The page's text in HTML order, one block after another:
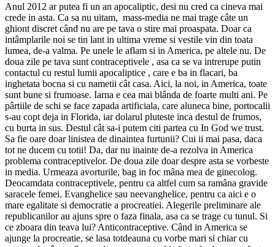
Anul 2012 ar putea fi un an apocaliptic, desi nu cred ca cineva mai
crede in asta. Ca sa nu uitam, mass-media ne mai trage câte un
ghiont discret când nu are pe tava o stire mai proaspata. Doar ca
intâmplarile noi se tin lant in ultima vreme si vestile vin din toata
lumea, de-a valma. Pe unele le aflam si in America, pe altele nu. De
doua zile pe tava sunt contraceptivele , asa ca se va intrerupe putin
contactul cu restul lumii apocaliptice , care e ba in flacari, ba
inghetata bocna si cu nametii cât casa. Aici, la noi, in America, toate
sunt bune si frumoase. Iarna e cea mai blânda de foarte multi ani. Pe
pârtiile de schi se face zapada artificiala, care aluneca bine, portocalii
s-au copt deja in Florida, iar dolarul pluteste inca destul de frumos,
cu burta in sus. Destul cât sa-i putem citi partea cu In God we trust.
Sa fie oare doar linistea de dinaintea furtunii? Cui ii mai pasa, daca
tot ne ducem cu totii! Da, dar nu inainte de-a rezolva in America
problema contraceptivelor. De doua zile doar despre asta se vorbeste
in media. Urmeaza avorturile, bag in foc mâna mea de ginecolog.
Deocamdata contraceptivele, pentru ca altfel cum sa ramâna gravide
saracele femei. Evanghelice sau neevanghelice, pentru ca aici e o
mare egalitate si democratie a procreatiei. Alegerile preliminare ale
republicanilor au ajuns spre o faza finala, asa ca se trage cu tunul. Si
ce zboara din teava lui? Anticontraceptive. Când in America se
ajunge la procreatie, se lasa totdeauna cu vorbe mari si chiar cu